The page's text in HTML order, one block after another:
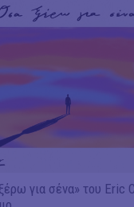
για σένα» του Eric